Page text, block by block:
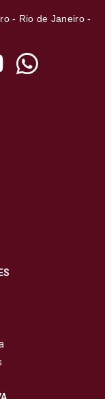
- Rio de Janeiro -